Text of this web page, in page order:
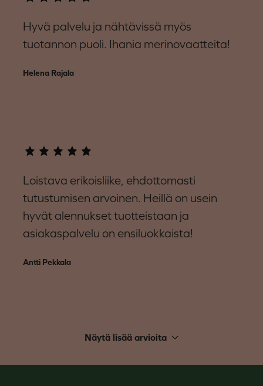
Hyvä palvelu ja nähtävissä myös
tuotannon puoli. Ihania merinovaatteita!
Helena Rajala
Loistava erikoisliike, ehdottomasti
tutustumisen arvoinen. Heillä on usein
hyvät alennukset tuotteistaan ja
asiakaspalvelu on ensiluokkaista!
Antti Pekkala
Näytä lisää arvioita